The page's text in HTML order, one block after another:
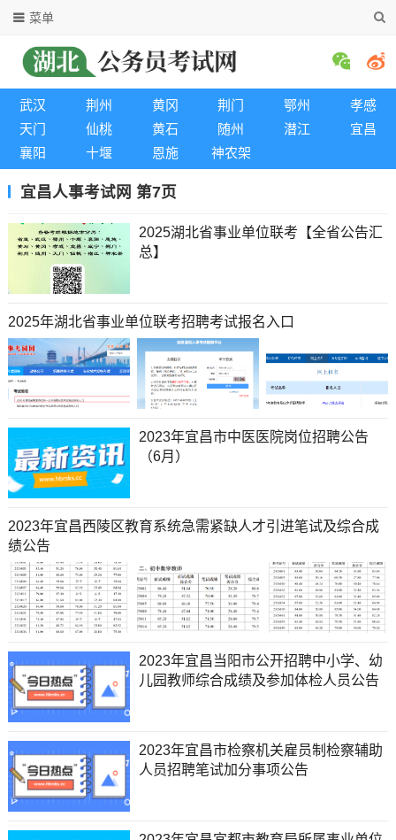
菜单
武汉 荆州 黄冈 荆门 鄂州
孝感
天门
仙桃 黄石 随州 潜江
宜昌
襄阳
十堰 恩施 神农架
宜昌人事考试网 第7页
2025湖北省事业单位联考【全省公告汇
总】
2025年湖北省事业单位联考招聘考试报名入口
2023年宜昌市中医医院岗位招聘公告
（6月）
2023年宜昌西陵区教育系统急需紧缺人才引进笔试及综合成
绩公告
2023年宜昌当阳市公开招聘中小学、幼
儿园教师综合成绩及参加体检人员公告
2023年宜昌市检察机关雇员制检察辅助
人员招聘笔试加分事项公告